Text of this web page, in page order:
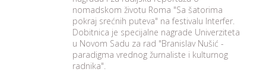
nomadskom životu Roma "Sa šatorima
pokraj srećnih puteva" na festivalu Interfer.
Dobitnica je specijalne nagrade Univerziteta
u Novom Sadu za rad "Branislav Nušić -
paradigma vrednog žurnaliste i kulturnog
radnika".